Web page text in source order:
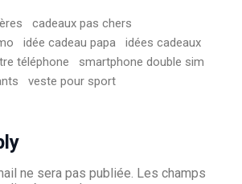
cadeaux pas chers
idée cadeau papa
idées cadeaux
téléphone
smartphone double sim
veste pour sport
ne sera pas publiée. Les champs